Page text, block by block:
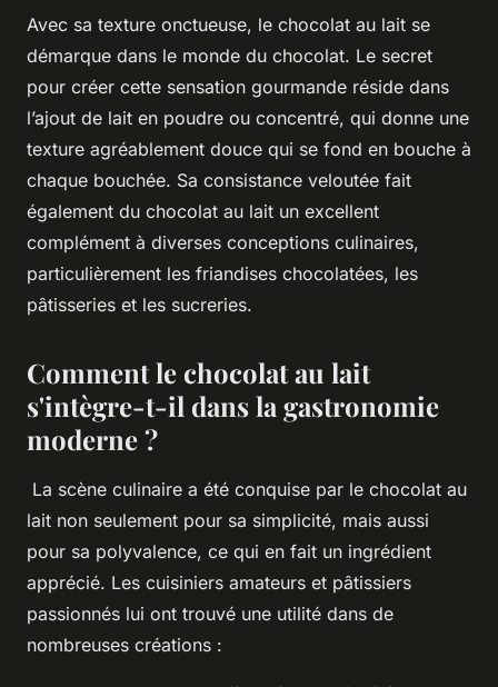
Avec sa texture onctueuse, le chocolat au lait se
démarque dans le monde du chocolat. Le secret
pour créer cette sensation gourmande réside dans
l’ajout de lait en poudre ou concentré, qui donne une
texture agréablement douce qui se fond en bouche à
chaque bouchée. Sa consistance veloutée fait
également du chocolat au lait un excellent
complément à diverses conceptions culinaires,
particulièrement les friandises chocolatées, les
pâtisseries et les sucreries.
Comment le chocolat au lait
s'intègre-t-il dans la gastronomie
moderne ?
La scène culinaire a été conquise par le chocolat au
lait non seulement pour sa simplicité, mais aussi
pour sa polyvalence, ce qui en fait un ingrédient
apprécié. Les cuisiniers amateurs et pâtissiers
passionnés lui ont trouvé une utilité dans de
nombreuses créations :